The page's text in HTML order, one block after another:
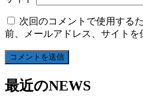
次回のコメントで使用する
前、メールアドレス、サイトを
最近のNEWS